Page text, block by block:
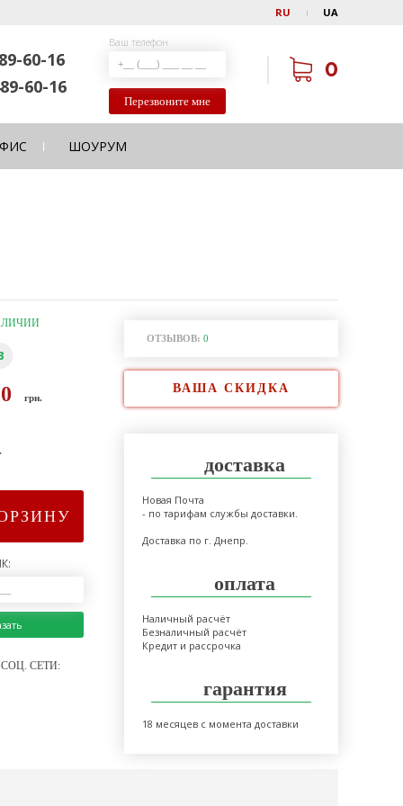
RU UA
60-16
60-16
Ваш телефон
Перезвоните мне
0
ШОУРУМ
грн.
СЕТИ:
ОТЗЫВОВ: 0
ВАША СКИДКА
доставка
Новая Почта
- по тарифам службы доставки.
Доставка по г. Днепр.
оплата
Наличный расчёт
Безналичный расчёт
Кредит и рассрочка
гарантия
18 месяцев с момента доставки